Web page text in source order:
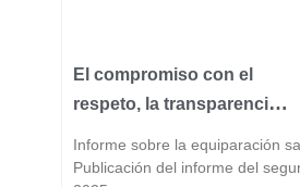
El compromiso con el
respeto, la transparencia
del ADN de Fast Group.
Informe sobre la equiparación
Publicación del informe del